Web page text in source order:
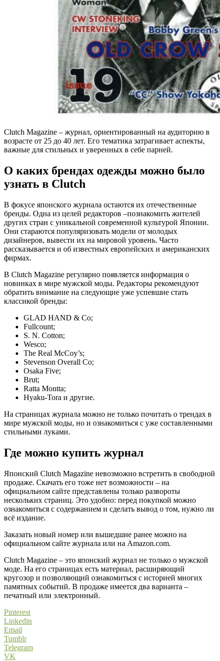
Clutch Magazine – журнал, ориентированный на аудиторию в
возрасте от 25 до 40 лет. Его тематика затрагивает аспекты,
важные для стильных и уверенных в себе парней.
О каких брендах одежды можно было
узнать в Clutch
В фокусе японского журнала остаются их отечественные
бренды. Одна из целей редакторов –познакомить жителей
других стран с уникальной современной культурой Японии.
Они стараются популяризовать модели от молодых
дизайнеров, вывести их на мировой уровень. Часто
рассказывается и об известных европейских и американских
фирмах.
В Clutch Magazine регулярно появляется информация о
новинках в мире мужской моды. Редакторы рекомендуют
обратить внимание на следующие уже успевшие стать
классикой бренды:
GLAD HAND & Co;
Fullcount;
S. N. Cotton;
Wesco;
The Real McCoy’s;
Stevenson Overall Co;
Osaka Five;
Brut;
Ratta Montta;
Hyaku-Tora и другие.
На страницах журнала можно не только почитать о трендах в
мире мужской моды, но и ознакомиться с уже составленными
стильными луками.
Где можно купить журнал
Японский Clutch Magazine невозможно встретить в свободной
продаже. Скачать его тоже нет возможности – на
официальном сайте представлены только развороты
нескольких страниц. Это удобно: перед покупкой можно
ознакомиться с содержанием и сделать вывод о том, нужно ли
всё издание.
Заказать новый номер или вышедшие ранее можно на
официальном сайте журнала или на Amazon.com.
Clutch Magazine – это японский журнал не только о мужской
моде. На его страницах есть материал, расширяющий
кругозор и позволяющий ознакомиться с историей многих
памятных событий. В продаже имеется два варианта –
печатный или электронный.
Pinterest
Linkedin
Email
Tumblr
Telegram
VK